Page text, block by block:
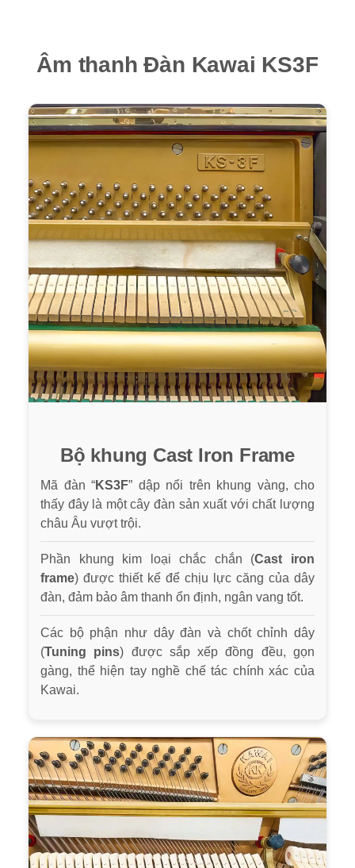
Âm thanh Đàn Kawai KS3F
Bộ khung Cast Iron Frame
Mã đàn “KS3F” dập nổi trên khung vàng, cho
thấy đây là một cây đàn sản xuất với chất lượng
châu Âu vượt trội.
Phần khung kim loại chắc chắn (Cast iron
frame) được thiết kế để chịu lực căng của dây
đàn, đảm bảo âm thanh ổn định, ngân vang tốt.
Các bộ phận như dây đàn và chốt chỉnh dây
(Tuning pins) được sắp xếp đồng đều, gọn
gàng, thể hiện tay nghề chế tác chính xác của
Kawai.